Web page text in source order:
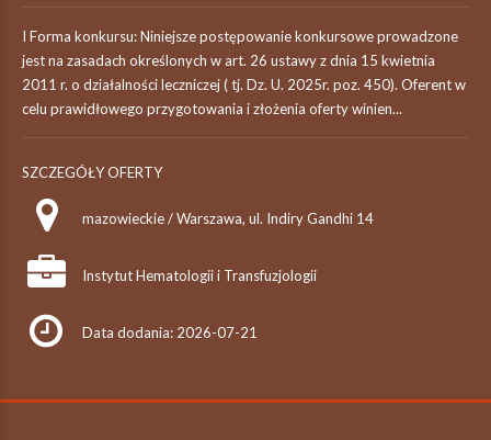
I Forma konkursu: Niniejsze postępowanie konkursowe prowadzone
jest na zasadach określonych w art. 26 ustawy z dnia 15 kwietnia
2011 r. o działalności leczniczej ( tj. Dz. U. 2025r. poz. 450). Oferent w
celu prawidłowego przygotowania i złożenia oferty winien...
SZCZEGÓŁY OFERTY
mazowieckie / Warszawa, ul. Indiry Gandhi 14
Instytut Hematologii i Transfuzjologii
Data dodania: 2026-07-21